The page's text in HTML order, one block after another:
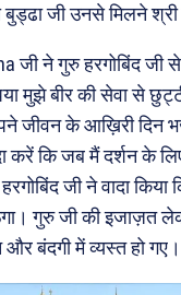
बुड्ढा जी उनसे मिलने
जी ने गुरु हरगोबिंद जी
मुझे बीर की सेवा से
जीवन के आख़िरी दिन
करें कि जब मैं दर्शन के
जी ने वादा किया
गुरु जी की इजाज़त
बंदगी में व्यस्त हो गए।